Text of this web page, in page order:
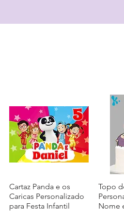
Visualização rápida
Cartaz Panda e os
Caricas Personalizado
para Festa Infantil
Topo
Nome